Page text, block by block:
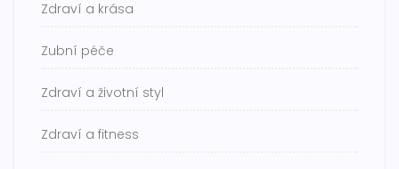
Zdraví a krása
Zubní péče
Zdraví a životní styl
Zdraví a fitness